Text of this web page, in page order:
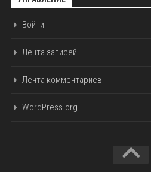
Войти
Лента записей
Лента комментариев
WordPress.org